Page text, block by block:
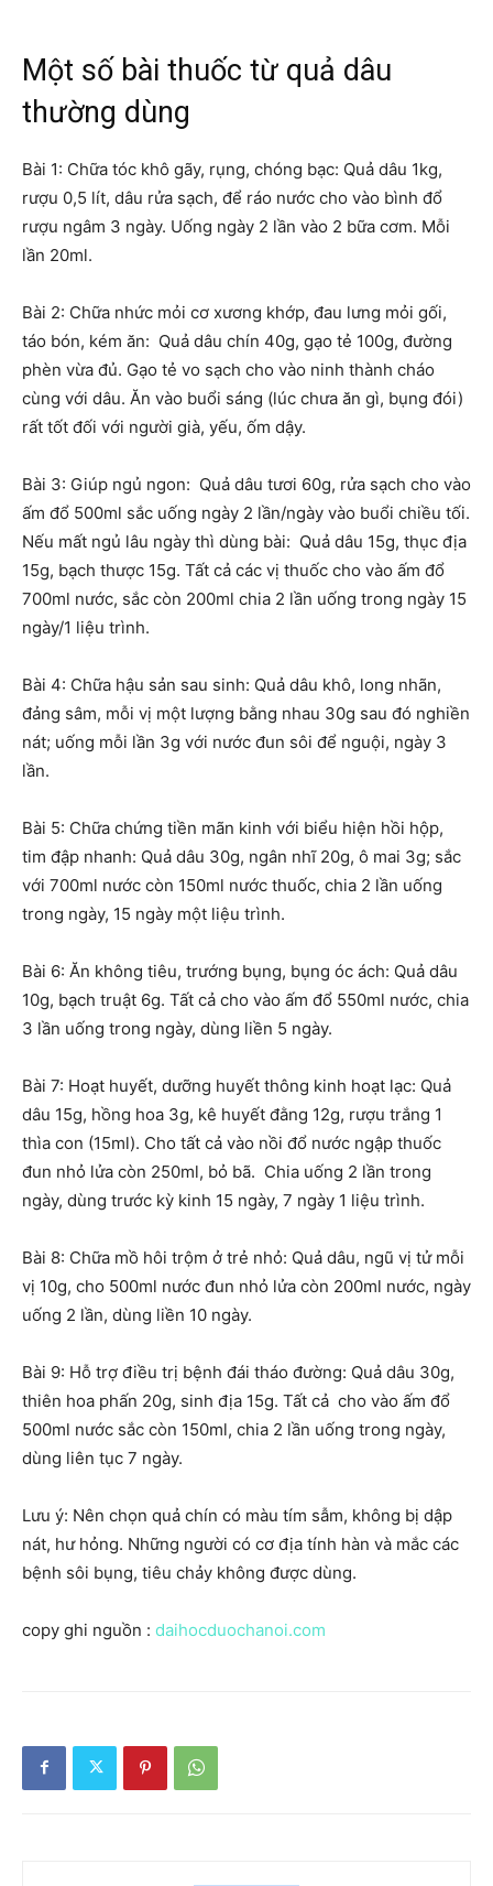
Một số bài thuốc từ quả dâu
thường dùng
Bài 1: Chữa tóc khô gãy, rụng, chóng bạc: Quả dâu 1kg,
rượu 0,5 lít, dâu rửa sạch, để ráo nước cho vào bình đổ
rượu ngâm 3 ngày. Uống ngày 2 lần vào 2 bữa cơm. Mỗi
lần 20ml.
Bài 2: Chữa nhức mỏi cơ xương khớp, đau lưng mỏi gối,
táo bón, kém ăn: Quả dâu chín 40g, gạo tẻ 100g, đường
phèn vừa đủ. Gạo tẻ vo sạch cho vào ninh thành cháo
cùng với dâu. Ăn vào buổi sáng (lúc chưa ăn gì, bụng đói)
rất tốt đối với người già, yếu, ốm dậy.
Bài 3: Giúp ngủ ngon: Quả dâu tươi 60g, rửa sạch cho vào
ấm đổ 500ml sắc uống ngày 2 lần/ngày vào buổi chiều tối.
Nếu mất ngủ lâu ngày thì dùng bài: Quả dâu 15g, thục địa
15g, bạch thược 15g. Tất cả các vị thuốc cho vào ấm đổ
700ml nước, sắc còn 200ml chia 2 lần uống trong ngày 15
ngày/1 liệu trình.
Bài 4: Chữa hậu sản sau sinh: Quả dâu khô, long nhãn,
đảng sâm, mỗi vị một lượng bằng nhau 30g sau đó nghiền
nát; uống mỗi lần 3g với nước đun sôi để nguội, ngày 3
lần.
Bài 5: Chữa chứng tiền mãn kinh với biểu hiện hồi hộp,
tim đập nhanh: Quả dâu 30g, ngân nhĩ 20g, ô mai 3g; sắc
với 700ml nước còn 150ml nước thuốc, chia 2 lần uống
trong ngày, 15 ngày một liệu trình.
Bài 6: Ăn không tiêu, trướng bụng, bụng óc ách: Quả dâu
10g, bạch truật 6g. Tất cả cho vào ấm đổ 550ml nước, chia
3 lần uống trong ngày, dùng liền 5 ngày.
Bài 7: Hoạt huyết, dưỡng huyết thông kinh hoạt lạc: Quả
dâu 15g, hồng hoa 3g, kê huyết đằng 12g, rượu trắng 1
thìa con (15ml). Cho tất cả vào nồi đổ nước ngập thuốc
đun nhỏ lửa còn 250ml, bỏ bã. Chia uống 2 lần trong
ngày, dùng trước kỳ kinh 15 ngày, 7 ngày 1 liệu trình.
Bài 8: Chữa mồ hôi trộm ở trẻ nhỏ: Quả dâu, ngũ vị tử mỗi
vị 10g, cho 500ml nước đun nhỏ lửa còn 200ml nước, ngày
uống 2 lần, dùng liền 10 ngày.
Bài 9: Hỗ trợ điều trị bệnh đái tháo đường: Quả dâu 30g,
thiên hoa phấn 20g, sinh địa 15g. Tất cả cho vào ấm đổ
500ml nước sắc còn 150ml, chia 2 lần uống trong ngày,
dùng liên tục 7 ngày.
Lưu ý: Nên chọn quả chín có màu tím sẫm, không bị dập
nát, hư hỏng. Những người có cơ địa tính hàn và mắc các
bệnh sôi bụng, tiêu chảy không được dùng.
copy ghi nguồn : daihocduochanoi.com